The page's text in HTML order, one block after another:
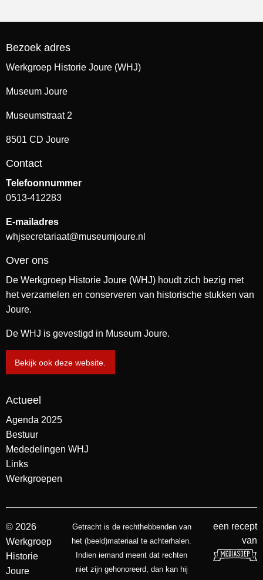
Bezoek adres
Werkgroep Historie Joure (WHJ)
Museum Joure
Museumstraat 2
8501 CD Joure
Contact
Telefoonnummer
0513-412283
E-mailadres
whjsecretariaat@museumjoure.nl
Over ons
De Werkgroep Historie Joure (WHJ) houdt zich bezig met
het verzamelen en conserveren van historische stukken van
Joure.
De WHJ is gevestigd in Museum Joure.
Bekijk ook deze website.
Actueel
Agenda 2025
Bestuur
Mededelingen WHJ
Links
Werkgroepen
© 2026
Werkgroep
Historie
Joure
Getracht is de rechthebbenden van
het (beeld)materiaal te achterhalen.
Indien iemand meent dat rechten
niet zijn gehonoreerd, dan kan hij
een recept
van